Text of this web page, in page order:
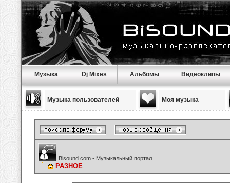
Музыка Dj Mixes Альбомы Видеоклипы
Музыка пользователей Моя музыка
Bisound.com - Музыкальный портал
РАЗНОЕ